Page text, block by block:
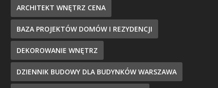
ARCHITEKT WNĘTRZ CENA
BAZA PROJEKTÓW DOMÓW I REZYDENCJI
DEKOROWANIE WNĘTRZ
DZIENNIK BUDOWY DLA BUDYNKÓW WARSZAWA